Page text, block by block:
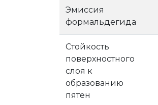
Эмиссия
формальдегида
Стойкость
поверхностного
слоя к
образованию
пятен